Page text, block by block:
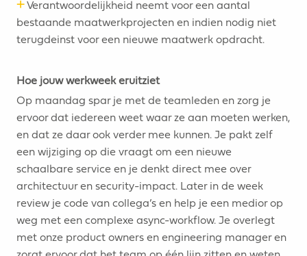
+Verantwoordelijkheid neemt voor een aantal
bestaande maatwerkprojecten en indien nodig niet
terugdeinst voor een nieuwe maatwerk opdracht.
Hoe jouw werkweek eruitziet
Op maandag spar je met de teamleden en zorg je
ervoor dat iedereen weet waar ze aan moeten werken,
en dat ze daar ook verder mee kunnen. Je pakt zelf
een wijziging op die vraagt om een nieuwe
schaalbare service en je denkt direct mee over
architectuur en security-impact. Later in de week
review je code van collega’s en help je een medior op
weg met een complexe async-workflow. Je overlegt
met onze product owners en engineering manager en